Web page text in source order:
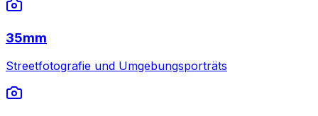
35mm
Streetfotografie und Umgebungsporträts